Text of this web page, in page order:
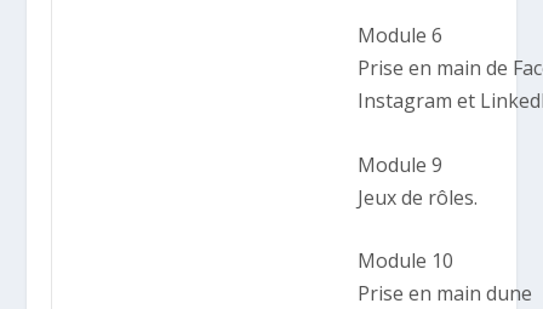
Module 6
Prise en main de
Instagram et
Module 9
Jeux de rôles.
Module 10
Prise en main dune